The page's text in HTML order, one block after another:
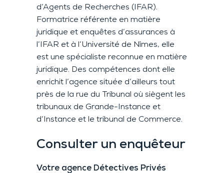
d’Agents de Recherches (IFAR).
Formatrice référente en matière
juridique et enquêtes d’assurances à
l’IFAR et à l’Université de Nîmes, elle
est une spécialiste reconnue en matière
juridique. Des compétences dont elle
enrichit l’agence située d’ailleurs tout
près de la rue du Tribunal où siègent les
tribunaux de Grande-Instance et
d’Instance et le tribunal de Commerce.
Consulter un enquêteur
Votre agence Détectives Privés